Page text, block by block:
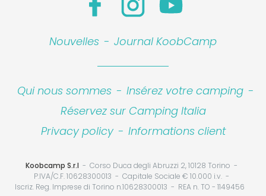
Nouvelles - Journal KoobCamp
Qui nous sommes - Insérez votre camping -
Réservez sur Camping Italia
Privacy policy - Informations client
Koobcamp S.r.l
Corso Duca degli Abruzzi 2, 10128 Torino
P.IVA/C.F. 10628300013
Capitale Sociale € 10.000 i.v.
Iscriz. Reg. Imprese di Torino n.10628300013
REA n. TO - 1149456